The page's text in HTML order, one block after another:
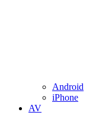
Android
iPhone
AV